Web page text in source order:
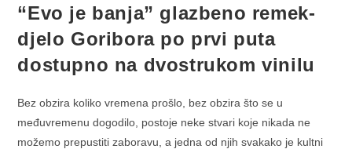
“Evo je banja” glazbeno remek-
djelo Goribora po prvi puta
dostupno na dvostrukom vinilu
Bez obzira koliko vremena prošlo, bez obzira što se u
međuvremenu dogodilo, postoje neke stvari koje nikada ne
možemo prepustiti zaboravu, a jedna od njih svakako je kultni